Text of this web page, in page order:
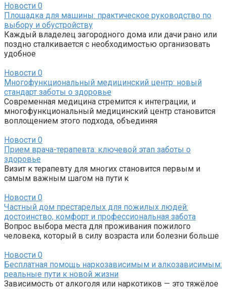
Новости 0
Площадка для машины: практическое руководство по
выбору и обустройству
Каждый владелец загородного дома или дачи рано или
поздно сталкивается с необходимостью организовать
удобное
Новости 0
Многофункциональный медицинский центр: новый
стандарт заботы о здоровье
Современная медицина стремится к интеграции, и
многофункциональный медицинский центр становится
воплощением этого подхода, объединяя
Новости 0
Прием врача-терапевта: ключевой этап заботы о
здоровье
Визит к терапевту для многих становится первым и
самым важным шагом на пути к
Новости 0
Частный дом престарелых для пожилых людей:
достоинство, комфорт и профессиональная забота
Вопрос выбора места для проживания пожилого
человека, который в силу возраста или болезни больше
Новости 0
Бесплатная помощь наркозависимым и алкозависимым:
реальные пути к новой жизни
Зависимость от алкоголя или наркотиков — это тяжёлое